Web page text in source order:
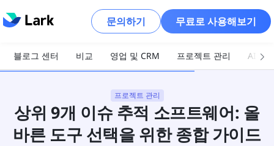
문의하기 무료로 사용해보기
블로그 센터 비교 영업 및 CRM 프로젝트 관리 AI 및
프로젝트 관리
상위 9개 이슈 추적 소프트웨어: 올
바른 도구 선택을 위한 종합 가이드